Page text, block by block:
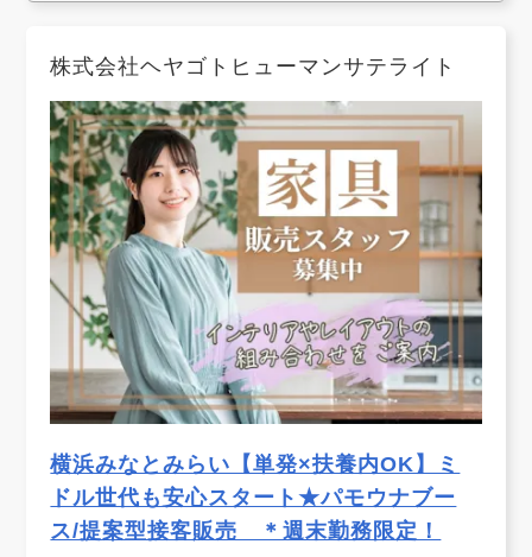
株式会社ヘヤゴトヒューマンサテライト
横浜みなとみらい【単発×扶養内OK】ミ
ドル世代も安心スタート★パモウナブー
ス/提案型接客販売 ＊週末勤務限定！